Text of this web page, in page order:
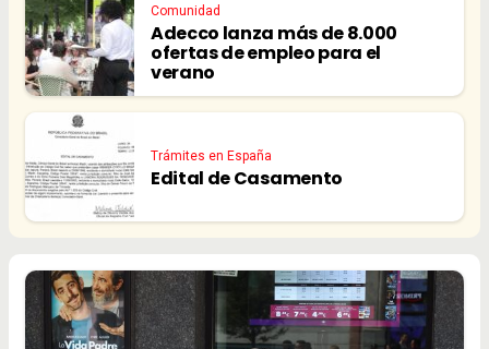
Comunidad
Adecco lanza más de 8.000
ofertas de empleo para el
verano
Trámites en España
Edital de Casamento